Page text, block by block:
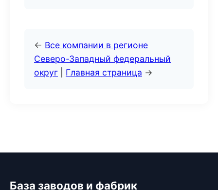
← Все компании в регионе
Северо-Западный федеральный
округ
Главная страница →
База заводов и фабрик